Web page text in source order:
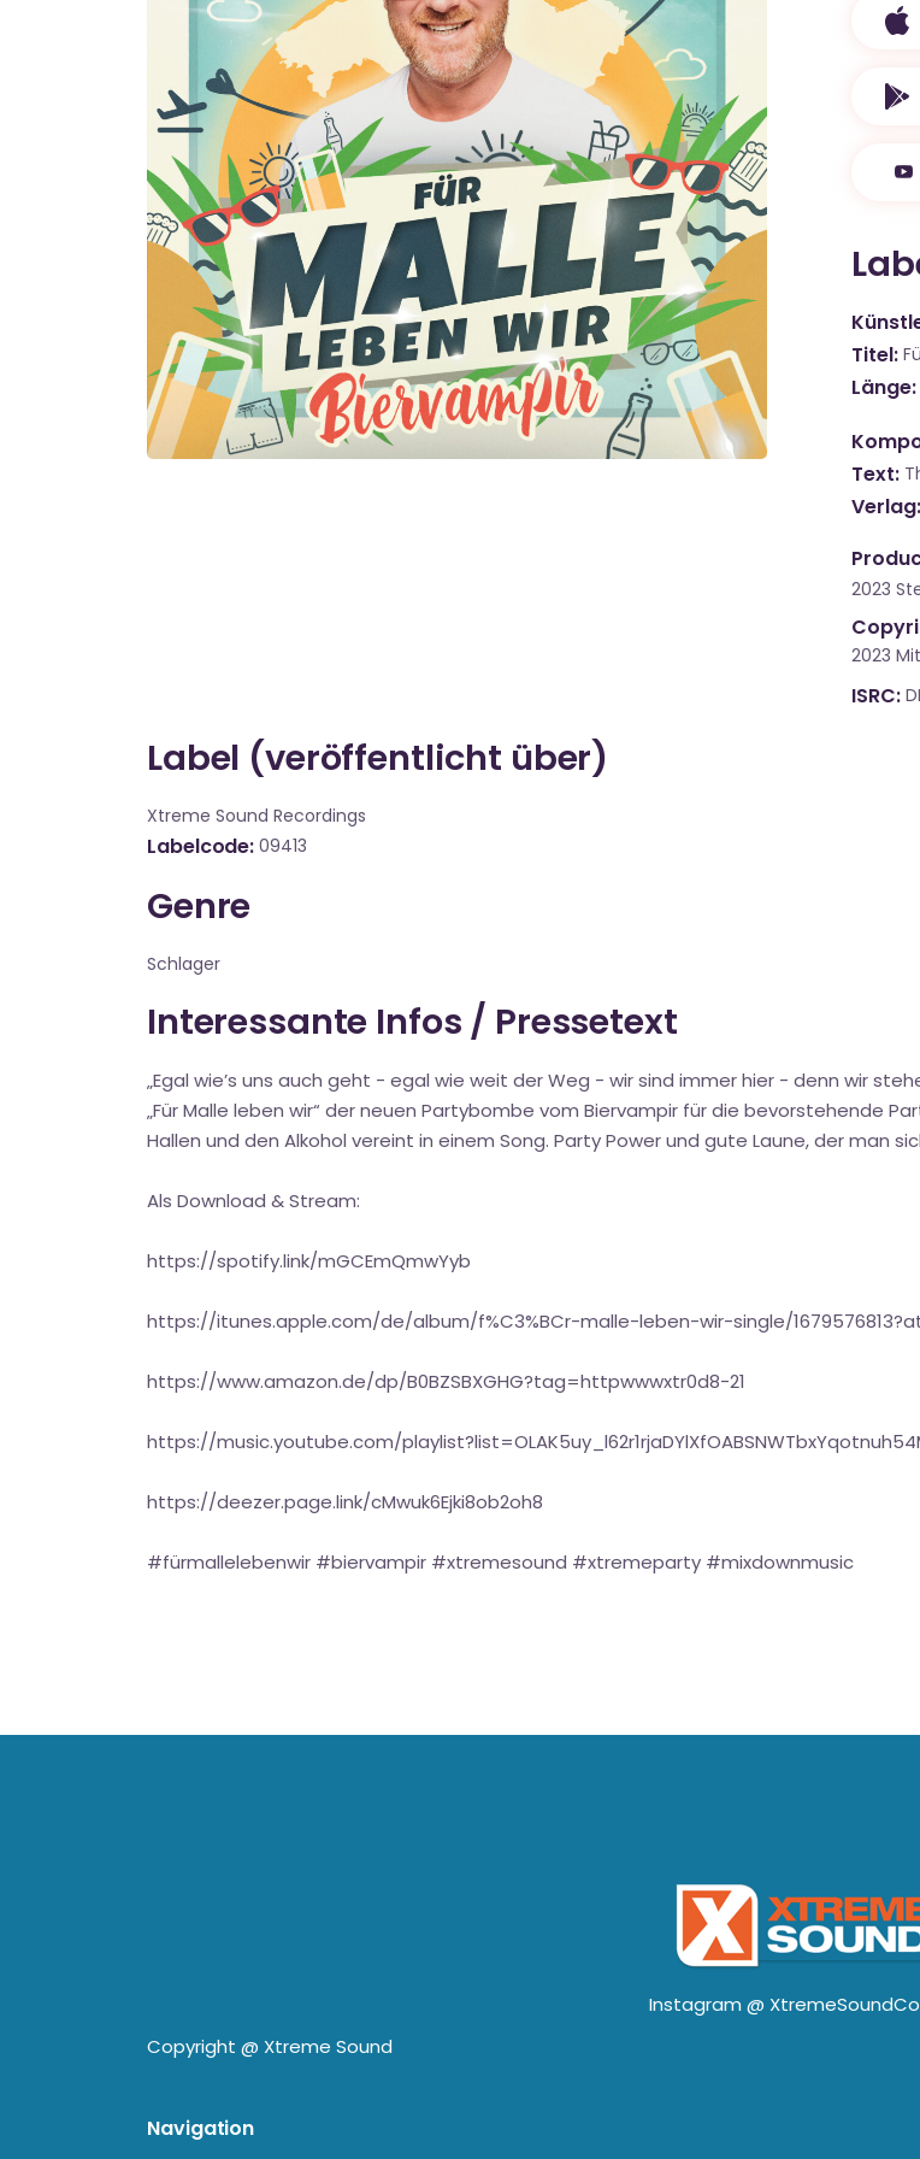
Titel
Länge
Text
Verlag
2023
2023
ISRC
Label (veröffentlicht über)
Xtreme Sound Recordings
Labelcode 09413
Genre
Schlager
Interessante Infos / Pressetext
„Egal wie’s uns auch geht - egal wie weit der Weg - wir sind immer hier - denn wir
„Für Malle leben wir“ der neuen Partybombe vom Biervampir für die bevorstehende
Hallen und den Alkohol vereint in einem Song. Party Power und gute Laune, der man
Als Download & Stream:
https://spotify.link/mGCEmQmwYyb
https://itunes.apple.com/de/album/f%C3%BCr-malle-leben-wir-single/
https://www.amazon.de/dp/B0BZSBXGHG?tag=httpwwwxtr0d8-21
https://music.youtube.com/
https://deezer.page.link/cMwuk6Ejki8ob2oh8
#fürmallelebenwir #biervampir #xtremesound #xtremeparty #mixdownmusic
Instagram @
Copyright @ Xtreme Sound
Navigation